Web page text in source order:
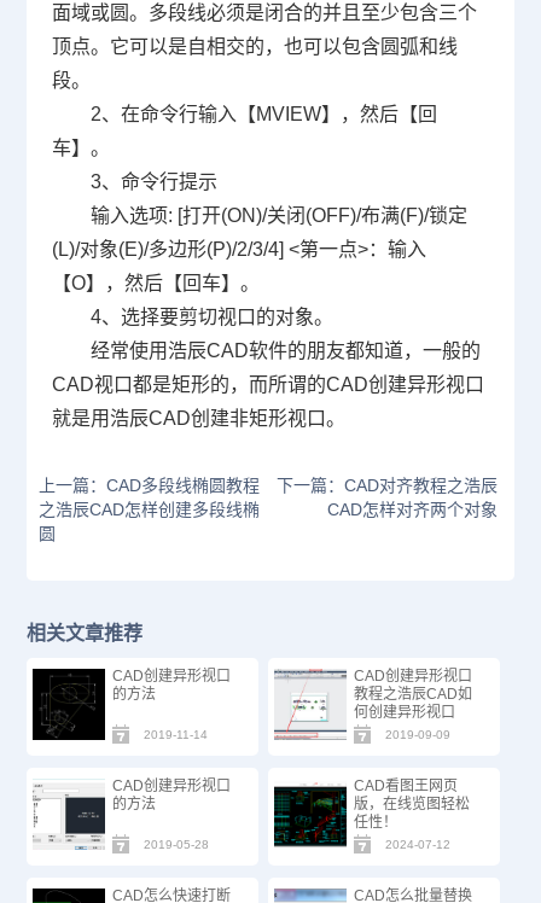
面域或圆。多段线必须是闭合的并且至少包含三个
顶点。它可以是自相交的，也可以包含圆弧和线
段。
2、在命令行输入【MVIEW】，然后【回
车】。
3、命令行提示
输入选项: [打开(ON)/关闭 (OFF)/布满(F)/锁定
(L)/对象(E)/多边形(P)/2/3/4] <第一点>：输入
【O】，然后【回车】。
4、选择要剪切视口的对象。
经常使用浩辰CAD软件的朋友都知道，一般的
CAD视口都是矩形的，而所谓的CAD创建异形视口
就是用浩辰CAD创建非矩形视口。
上一篇：CAD多段线椭圆教程
之浩辰CAD怎样创建多段线椭
圆
下一篇：CAD对齐教程之浩辰
CAD怎样对齐两个对象
相关文章推荐
CAD创建异形视口
的方法
2019-11-14
CAD创建异形视口
教程之浩辰CAD如
何创建异形视口
2019-09-09
CAD创建异形视口
的方法
2019-05-28
CAD看图王网页
版，在线览图轻松
任性！
2024-07-12
CAD怎么快速打断 CAD怎么批量替换